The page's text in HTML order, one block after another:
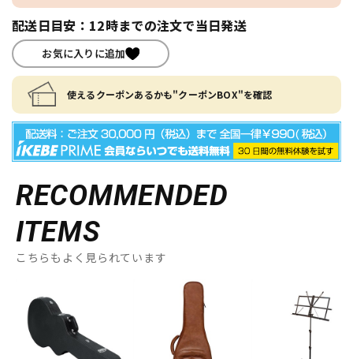
配送日目安：12時までの注文で当日発送
お気に入りに追加
使えるクーポンあるかも"クーポンBOX"を確認
RECOMMENDED
ITEMS
こちらもよく見られています